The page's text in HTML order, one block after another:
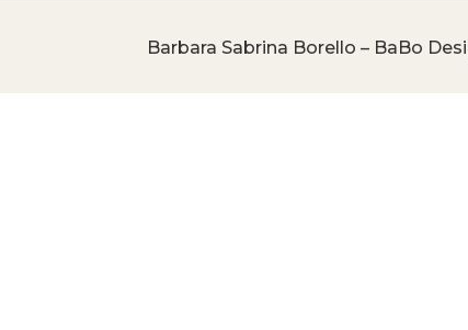
Barbara Sabrina Borello – BaBo